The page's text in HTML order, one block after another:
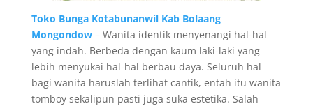
Toko Bunga Kotabunanwil Kab Bolaang
Mongondow– Wanita identik menyenangi hal-hal
yang indah. Berbeda dengan kaum laki-laki yang
lebih menyukai hal-hal berbau daya. Seluruh hal
bagi wanita haruslah terlihat cantik, entah itu wanita
tomboy sekalipun pasti juga suka estetika. Salah